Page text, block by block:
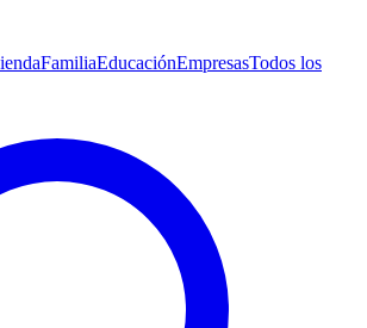
FamiliaEducaciónEmpresasTodos los